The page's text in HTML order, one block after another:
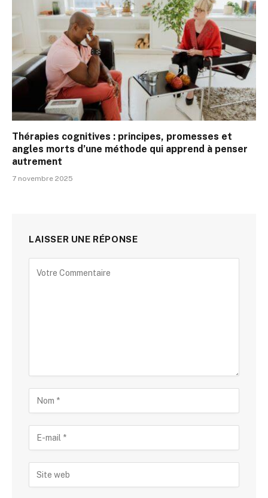
Thérapies cognitives : principes, promesses et
angles morts d’une méthode qui apprend à penser
autrement
7 novembre 2025
LAISSER UNE RÉPONSE